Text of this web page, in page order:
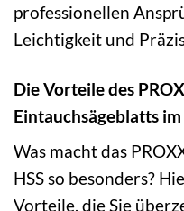
professionellen
Leichtigkeit und
Die Vorteile des
Eintauchsägeblatts
Was macht das
HSS so besonders?
Vorteile, die Sie